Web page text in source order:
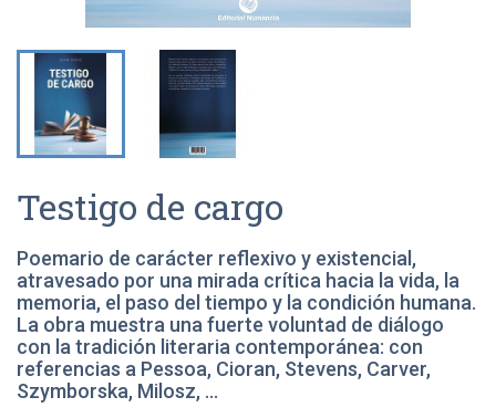
Testigo de cargo
Poemario de carácter reflexivo y existencial,
atravesado por una mirada crítica hacia la vida, la
memoria, el paso del tiempo y la condición humana.
La obra muestra una fuerte voluntad de diálogo
con la tradición literaria contemporánea: con
referencias a Pessoa, Cioran, Stevens, Carver,
Szymborska, Milosz, …